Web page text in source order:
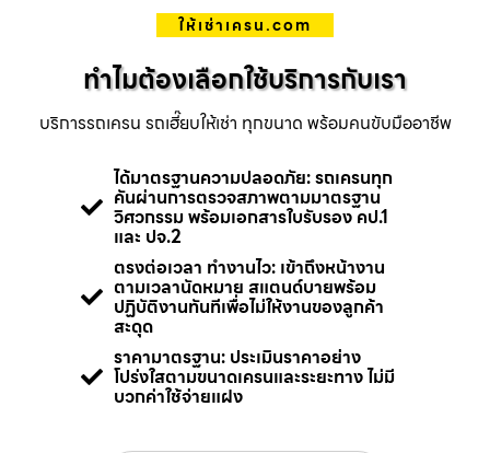
ให้เช่าเครน.com
ทำไมต้องเลือกใช้บริการกับเรา
บริการรถเครน รถเฮี๊ยบให้เช่า ทุกขนาด พร้อมคนขับมืออาชีพ
ได้มาตรฐานความปลอดภัย: รถเครนทุก
คันผ่านการตรวจสภาพตามมาตรฐาน
วิศวกรรม พร้อมเอกสารใบรับรอง คป.1
และ ปจ.2
ตรงต่อเวลา ทำงานไว: เข้าถึงหน้างาน
ตามเวลานัดหมาย สแตนด์บายพร้อม
ปฏิบัติงานทันทีเพื่อไม่ให้งานของลูกค้า
สะดุด
ราคามาตรฐาน: ประเมินราคาอย่าง
โปร่งใสตามขนาดเครนและระยะทาง ไม่มี
บวกค่าใช้จ่ายแฝง